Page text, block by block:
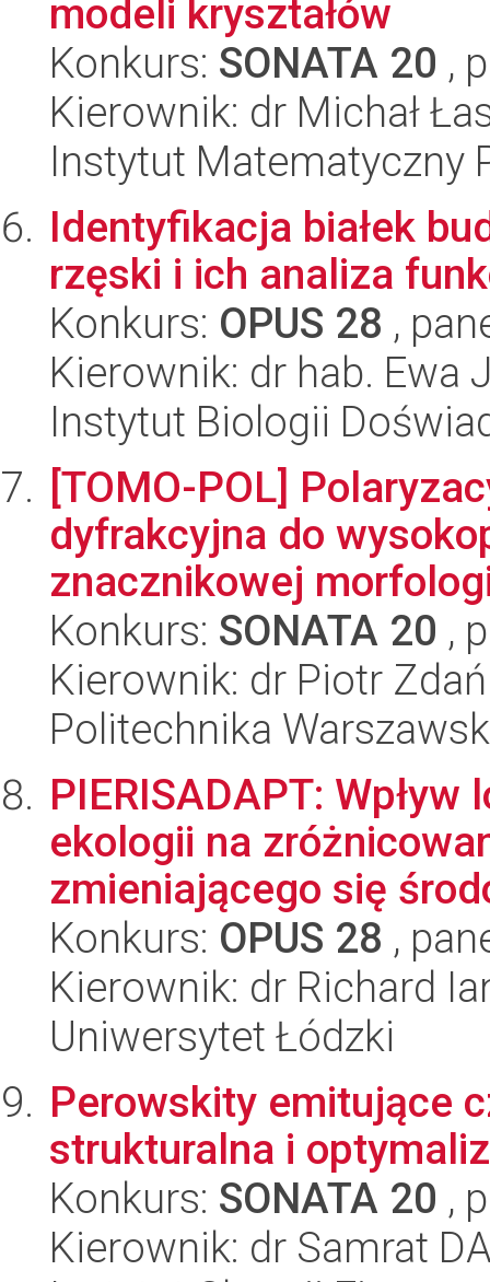
modeli kryształów
Konkurs: SONATA 20 ,
Kierownik: dr Michał
Instytut Matematyczny
Identyfikacja białek
rzęski i ich analiza
Konkurs: OPUS 28 ,
Kierownik: dr hab. Ewa
Instytut Biologii
[TOMO-POL]
dyfrakcyjna do
znacznikowej
Konkurs: SONATA 20 ,
Kierownik: dr Piotr
Politechnika
PIERISADAPT:
ekologii na
zmieniającego się
Konkurs: OPUS 28 ,
Kierownik: dr Richard
Uniwersytet Łódzki
Perowskity emitujące
strukturalna i
Konkurs: SONATA 20 ,
Kierownik: dr Samrat